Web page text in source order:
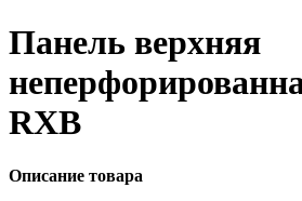
Панель верхняя
RXB
Описание товара